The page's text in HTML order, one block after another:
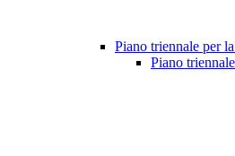
Piano triennale per
Piano